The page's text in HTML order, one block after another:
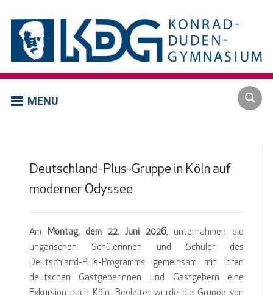
MENU
Deutschland-Plus-Gruppe in Köln auf
moderner Odyssee
Am Montag, dem 22. Juni 2026, unternahmen die
ungarischen Schülerinnen und Schüler des
Deutschland-Plus-Programms gemeinsam mit ihren
deutschen Gastgeberinnen und Gastgebern eine